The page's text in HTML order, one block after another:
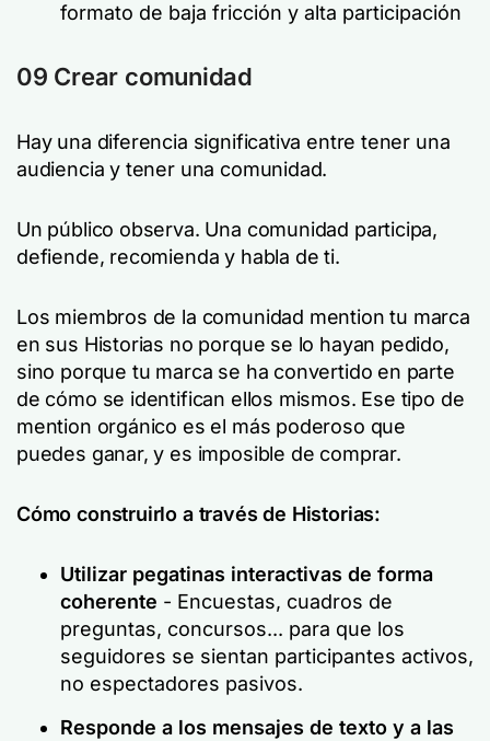
formato de baja fricción y alta participación
09 Crear comunidad
Hay una diferencia significativa entre tener una
audiencia y tener una comunidad.
Un público observa. Una comunidad participa,
defiende, recomienda y habla de ti.
Los miembros de la comunidad mention tu marca
en sus Historias no porque se lo hayan pedido,
sino porque tu marca se ha convertido en parte
de cómo se identifican ellos mismos. Ese tipo de
mention orgánico es el más poderoso que
puedes ganar, y es imposible de comprar.
Cómo construirlo a través de Historias:
Utilizar pegatinas interactivas de forma
coherente - Encuestas, cuadros de
preguntas, concursos... para que los
seguidores se sientan participantes activos,
no espectadores pasivos.
Responde a los mensajes de texto y a las